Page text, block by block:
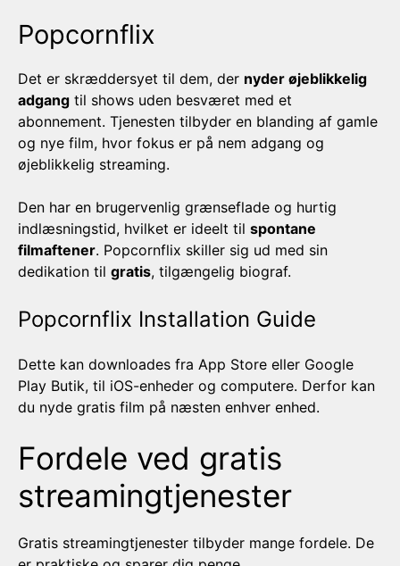
Popcornflix
Det er skræddersyet til dem, der nyder øjeblikkelig
adgang til shows uden besværet med et
abonnement. Tjenesten tilbyder en blanding af gamle
og nye film, hvor fokus er på nem adgang og
øjeblikkelig streaming.
Den har en brugervenlig grænseflade og hurtig
indlæsningstid, hvilket er ideelt til spontane
filmaftener. Popcornflix skiller sig ud med sin
dedikation til gratis, tilgængelig biograf.
Popcornflix Installation Guide
Dette kan downloades fra App Store eller Google
Play Butik, til iOS-enheder og computere. Derfor kan
du nyde gratis film på næsten enhver enhed.
Fordele ved gratis
streamingtjenester
Gratis streamingtjenester tilbyder mange fordele. De